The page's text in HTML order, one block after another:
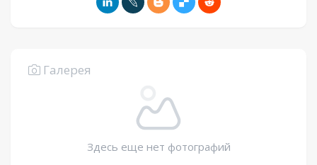
Галерея
Здесь еще нет фотографий